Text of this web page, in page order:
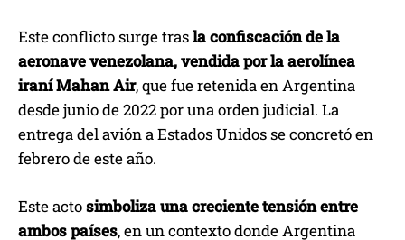
Este conflicto surge trasla confiscación de la
aeronave venezolana, vendida por la aerolínea
iraní Mahan Air, que fue retenida en Argentina
desde junio de 2022 por una orden judicial. La
entrega del avión a Estados Unidos se concretó en
febrero de este año.
Este actosimboliza una creciente tensión entre
ambos países, en un contexto donde Argentina